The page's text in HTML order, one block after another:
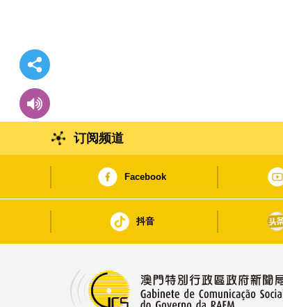
订阅频道
Facebook
抖音